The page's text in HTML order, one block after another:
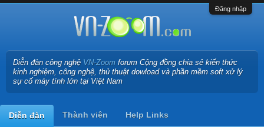
Đăng nhập
Diễn đàn công nghệ VN-Zoom forum Cộng đồng chia sẻ kiến thức
kinh nghiệm, công nghệ, thủ thuật dowload và phần mềm soft xử lý
sự cố máy tính lớn tại Việt Nam
Diễn đàn Thành viên Help Links